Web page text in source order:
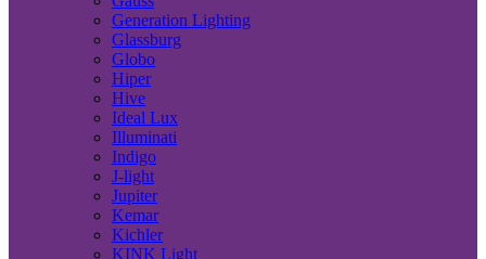
Generation Lighting
Glassburg
Globo
Hiper
Hive
Ideal Lux
Illuminati
Indigo
J-light
Jupiter
Kemar
Kichler
KINK Light